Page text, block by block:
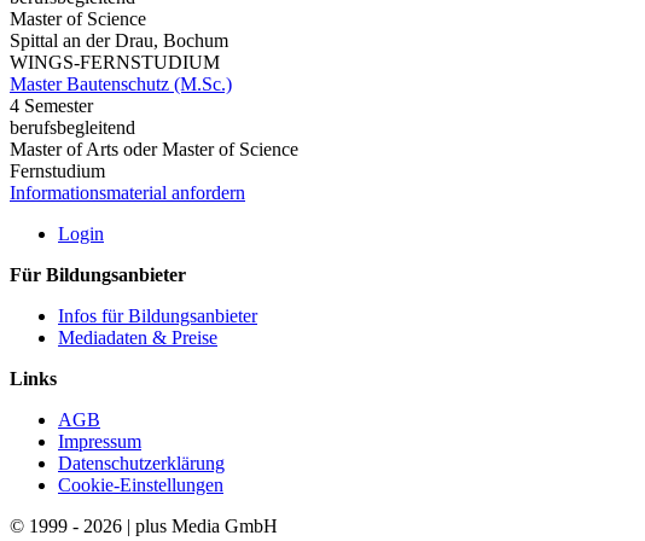
Master of Science
Spittal an der Drau, Bochum
WINGS-FERNSTUDIUM
Master Bautenschutz (M.Sc.)
4 Semester
berufsbegleitend
Master of Arts oder Master of Science
Fernstudium
Informationsmaterial anfordern
Login
Für Bildungsanbieter
Infos für Bildungsanbieter
Mediadaten & Preise
Links
AGB
Impressum
Datenschutzerklärung
Cookie-Einstellungen
© 1999 - 2026 | plus Media GmbH